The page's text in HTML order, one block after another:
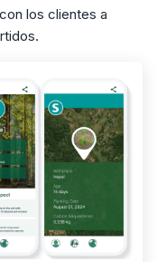
los clientes a